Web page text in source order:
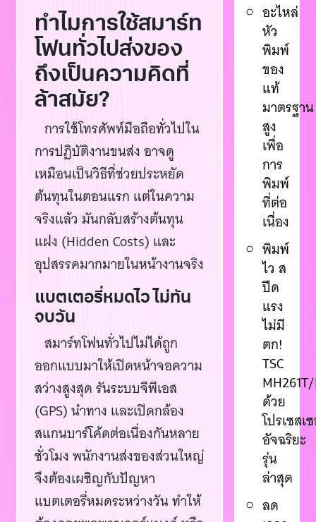
ทำไมการใช้สมาร์ท
โฟนทั่วไปส่งของ
ถึงเป็นความคิดที่
ล้าสมัย?
การใช้โทรศัพท์มือถือทั่วไปใน
การปฏิบัติงานขนส่ง อาจดู
เหมือนเป็นวิธีที่ช่วยประหยัด
ต้นทุนในตอนแรก แต่ในความ
จริงแล้ว มันกลับสร้างต้นทุน
แฝง (Hidden Costs) และ
อุปสรรคมากมายในหน้างานจริง
แบตเตอรี่หมดไว ไม่ทัน
จบวัน
สมาร์ทโฟนทั่วไปไม่ได้ถูก
ออกแบบมาให้เปิดหน้าจอความ
สว่างสูงสุด รันระบบจีพีเอส
(GPS) นำทาง และเปิดกล้อง
สแกนบาร์โค้ดต่อเนื่องกันหลาย
ชั่วโมง พนักงานส่งของส่วนใหญ่
จึงต้องเผชิญกับปัญหา
แบตเตอรี่หมดระหว่างวัน ทำให้
อะไหล่
หัว
พิมพ์
ของ
แท้
มาตรฐาน
สูง
เพื่อ
การ
พิมพ์
ที่ต่อ
เนื่อง
พิมพ์
ไว ส
ปีด
แรง
ไม่มี
ตก!
TSC
ด้วย
โปรเซสเ
อัจฉริยะ
รุ่น
ล่าสุด
ลด